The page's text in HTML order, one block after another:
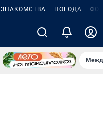
ЗНАКОМСТВА ПОГОДА